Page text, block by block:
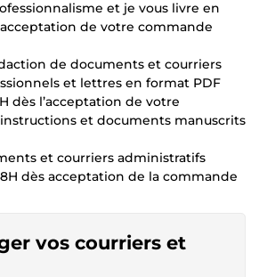
et je vous livre en
de votre commande
de documents et courriers
et lettres en format PDF
dès l’acceptation de votre
et documents manuscrits
et courriers administratifs
dès acceptation de la commande
vos courriers et